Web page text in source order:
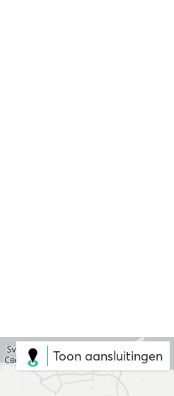
Toon aansluitingen